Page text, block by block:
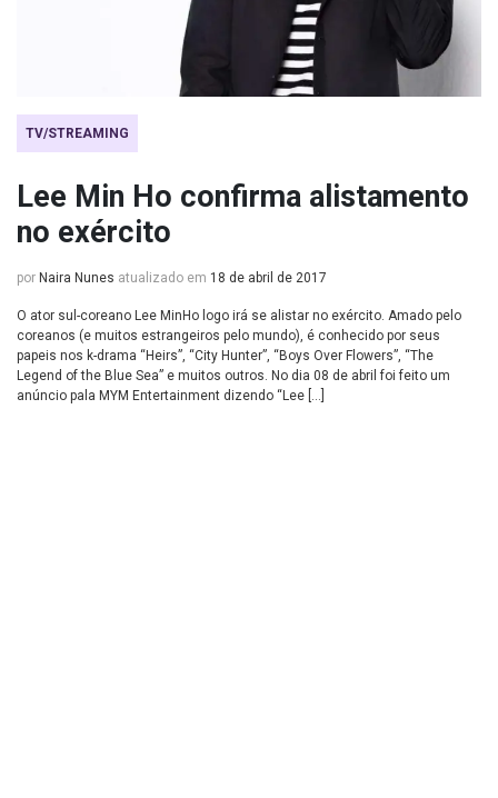
TV/STREAMING
Lee Min Ho confirma alistamento
no exército
por Naira Nunes atualizado em 18 de abril de 2017
O ator sul-coreano Lee MinHo logo irá se alistar no exército. Amado pelo
coreanos (e muitos estrangeiros pelo mundo), é conhecido por seus
papeis nos k-drama “Heirs”, “City Hunter”, “Boys Over Flowers”, “The
Legend of the Blue Sea” e muitos outros. No dia 08 de abril foi feito um
anúncio pala MYM Entertainment dizendo “Lee […]